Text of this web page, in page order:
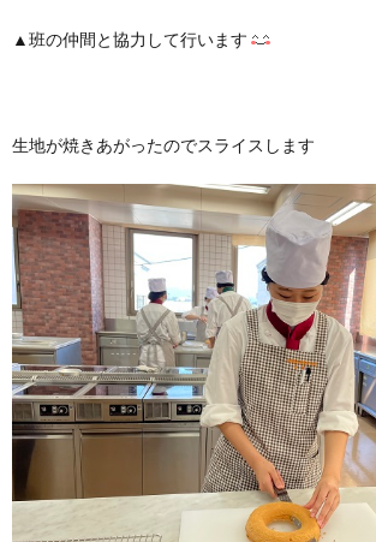
▲班の仲間と協力して行います
生地が焼きあがったのでスライスします